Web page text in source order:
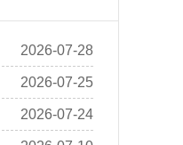
2026-07-28
2026-07-25
2026-07-24